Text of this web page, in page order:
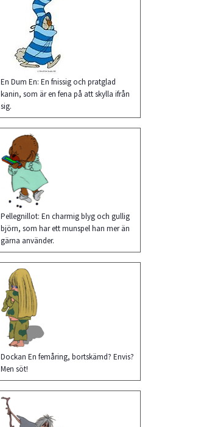
En Dum En: En fnissig och pratglad
kanin, som är en fena på att skylla ifrån
sig.
Pellegnillot: En charmig blyg och gullig
björn, som har ett munspel han mer än
gärna använder.
Dockan En femåring, bortskämd? Envis?
Men söt!